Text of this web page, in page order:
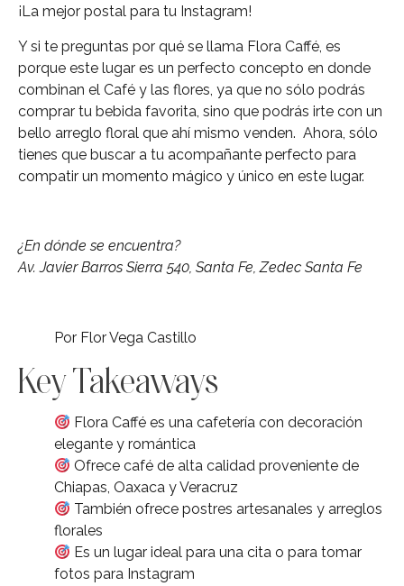
¡La mejor postal para tu Instagram!
Y si te preguntas por qué se llama Flora Caffé, es
porque este lugar es un perfecto concepto en donde
combinan el Café y las flores, ya que no sólo podrás
comprar tu bebida favorita, sino que podrás irte con un
bello arreglo floral que ahí mismo venden. Ahora, sólo
tienes que buscar a tu acompañante perfecto para
compatir un momento mágico y único en este lugar.
¿En dónde se encuentra?
Av. Javier Barros Sierra 540, Santa Fe, Zedec Santa Fe
Por Flor Vega Castillo
Key Takeaways
Flora Caffé es una cafetería con decoración
elegante y romántica
Ofrece café de alta calidad proveniente de
Chiapas, Oaxaca y Veracruz
También ofrece postres artesanales y arreglos
florales
Es un lugar ideal para una cita o para tomar
fotos para Instagram